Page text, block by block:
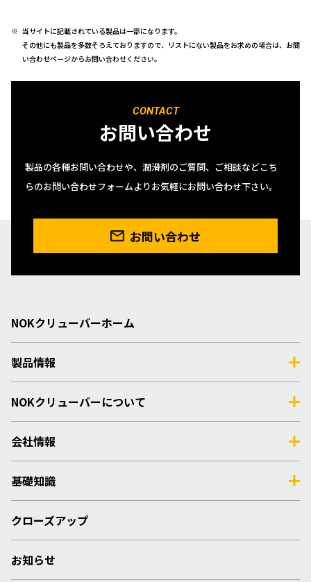
当サイトに記載されている製品は一部になります。
その他にも製品を多数そろえておりますので、リストにない製品をお求めの場合は、お問
い合わせページからお問い合わせください。
CONTACT
お問い合わせ
製品の各種お問い合わせや、潤滑剤のご質問、ご相談などこち
らのお問い合わせフォームよりお気軽にお問い合わせ下さい。
お問い合わせ
NOKクリューバーホーム
製品情報
NOKクリューバーについて
会社情報
基礎知識
クローズアップ
お知らせ